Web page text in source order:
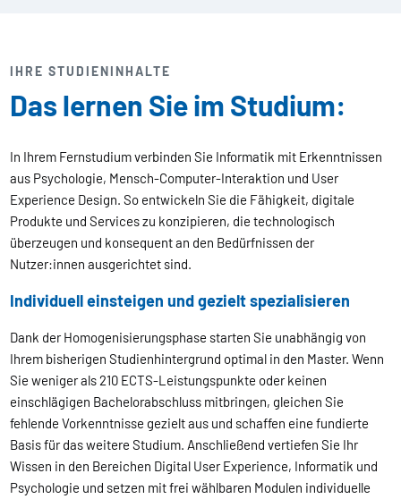
IHRE STUDIENINHALTE
Das lernen Sie im Studium:
In Ihrem Fernstudium verbinden Sie Informatik mit Erkenntnissen
aus Psychologie, Mensch-Computer-Interaktion und User
Experience Design. So entwickeln Sie die Fähigkeit, digitale
Produkte und Services zu konzipieren, die technologisch
überzeugen und konsequent an den Bedürfnissen der
Nutzer:innen ausgerichtet sind.
Individuell einsteigen und gezielt spezialisieren
Dank der Homogenisierungsphase starten Sie unabhängig von
Ihrem bisherigen Studienhintergrund optimal in den Master. Wenn
Sie weniger als 210 ECTS-Leistungspunkte oder keinen
einschlägigen Bachelorabschluss mitbringen, gleichen Sie
fehlende Vorkenntnisse gezielt aus und schaffen eine fundierte
Basis für das weitere Studium. Anschließend vertiefen Sie Ihr
Wissen in den Bereichen Digital User Experience, Informatik und
Psychologie und setzen mit frei wählbaren Modulen individuelle